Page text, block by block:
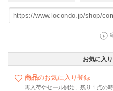
お気に入
商品のお気に入り登録
再入荷やセール開始、残り１点の